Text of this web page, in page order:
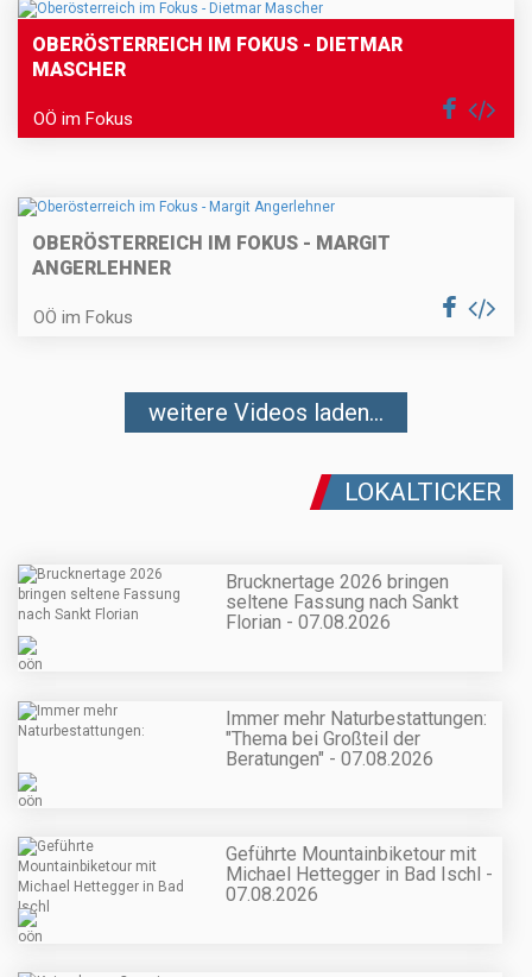
OBERÖSTERREICH IM FOKUS - DIETMAR
MASCHER
OÖ im Fokus
OBERÖSTERREICH IM FOKUS - MARGIT
ANGERLEHNER
OÖ im Fokus
weitere Videos laden...
LOKALTICKER
Brucknertage 2026 bringen
seltene Fassung nach Sankt
Florian - 07.08.2026
Immer mehr Naturbestattungen:
"Thema bei Großteil der
Beratungen" - 07.08.2026
Geführte Mountainbiketour mit
Michael Hettegger in Bad Ischl -
07.08.2026